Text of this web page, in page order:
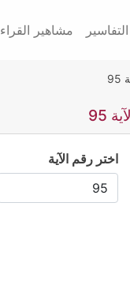
التفاسير مشاهير القراء
95
اختر رقم الآية